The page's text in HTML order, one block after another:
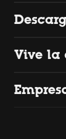
Vive la